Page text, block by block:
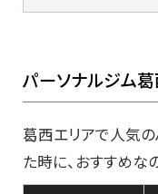
パーソナルジム葛
葛西エリアで人気
た時に、おすすめな